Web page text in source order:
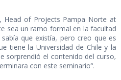
Head of Projects Pampa Norte at
sea un ramo formal en la facultad
que existía, pero creo que es
tiene la Universidad de Chile y la
sorprendió el contenido del curso,
con este seminario”.